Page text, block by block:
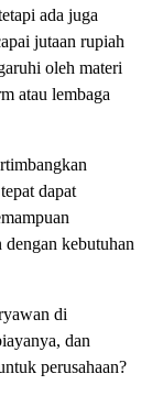
ada juga
jutaan rupiah
oleh materi
atau lembaga
dapat
kebutuhan
di
dan
perusahaan?